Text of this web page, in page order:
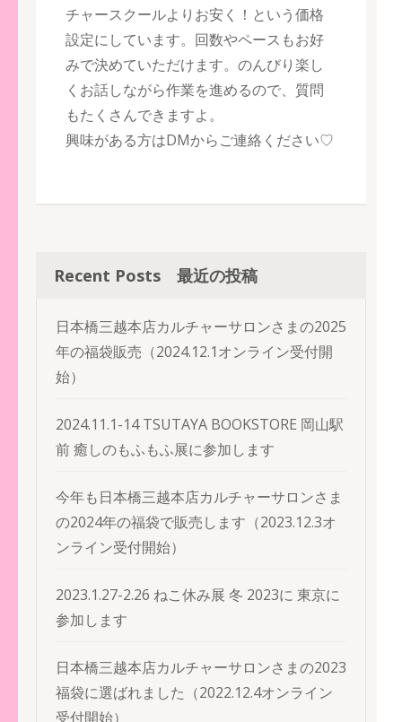
チャースクールよりお安く！という価格
設定にしています。回数やペースもお好
みで決めていただけます。のんびり楽し
くお話しながら作業を進めるので、質問
もたくさんできますよ。
興味がある方はDMからご連絡ください♡
Recent Posts 最近の投稿
日本橋三越本店カルチャーサロンさまの2025
年の福袋販売（2024.12.1オンライン受付開
始）
2024.11.1-14 TSUTAYA BOOKSTORE 岡山駅
前 癒しのもふもふ展に参加します
今年も日本橋三越本店カルチャーサロンさま
の2024年の福袋で販売します（2023.12.3オ
ンライン受付開始）
2023.1.27-2.26 ねこ休み展 冬 2023に 東京に
参加します
日本橋三越本店カルチャーサロンさまの2023
福袋に選ばれました（2022.12.4オンライン
受付開始）